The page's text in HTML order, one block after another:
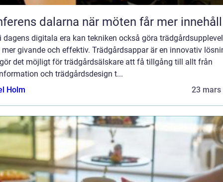
Konferens dalarna när möten får mer innehåll
dagens digitala era kan tekniken också göra
mer givande och effektiv. Trädgårdsappar är en innovativ
det möjligt för trädgårdsälskare att få tillgång till allt från
och trädgårdsdesign t...
Holm
23 mars